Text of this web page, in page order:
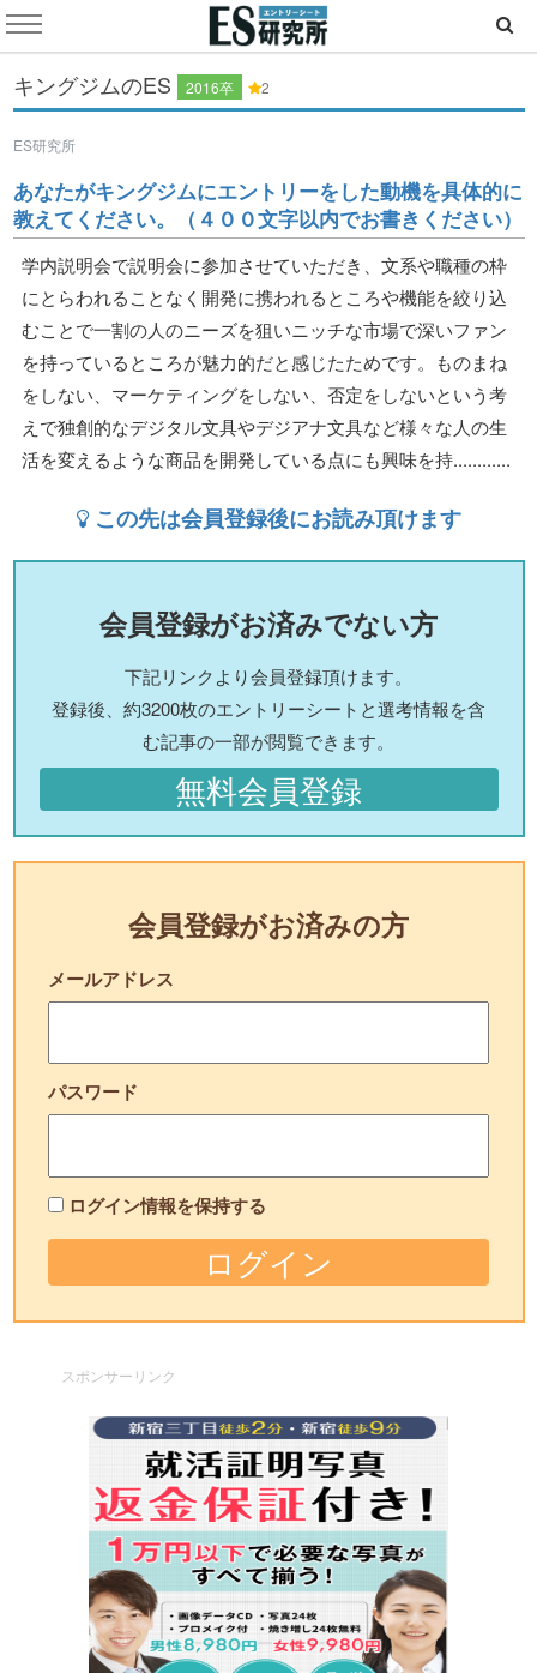
キングジムのES 2016卒 2
ES研究所
あなたがキングジムにエントリーをした動機を具体的に
教えてください。（４００文字以内でお書きください）
学内説明会で説明会に参加させていただき、文系や職種の枠
にとらわれることなく開発に携われるところや機能を絞り込
むことで一割の人のニーズを狙いニッチな市場で深いファン
を持っているところが魅力的だと感じたためです。ものまね
をしない、マーケティングをしない、否定をしないという考
えで独創的なデジタル文具やデジアナ文具など様々な人の生
活を変えるような商品を開発している点にも興味を持............
この先は会員登録後にお読み頂けます
会員登録がお済みでない方
下記リンクより会員登録頂けます。
登録後、約3200枚のエントリーシートと選考情報を含
む記事の一部が閲覧できます。
無料会員登録
会員登録がお済みの方
メールアドレス
パスワード
ログイン情報を保持する
スポンサーリンク